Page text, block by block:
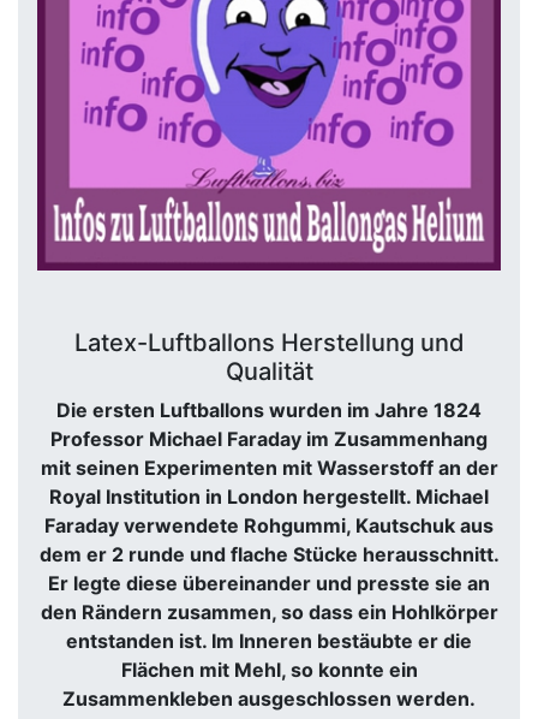
Latex-Luftballons Herstellung und
Qualität
Die ersten Luftballons wurden im Jahre 1824
Professor Michael Faraday im Zusammenhang
mit seinen Experimenten mit Wasserstoff an der
Royal Institution in London hergestellt. Michael
Faraday verwendete Rohgummi, Kautschuk aus
dem er 2 runde und flache Stücke herausschnitt.
Er legte diese übereinander und presste sie an
den Rändern zusammen, so dass ein Hohlkörper
entstanden ist. Im Inneren bestäubte er die
Flächen mit Mehl, so konnte ein
Zusammenkleben ausgeschlossen werden.